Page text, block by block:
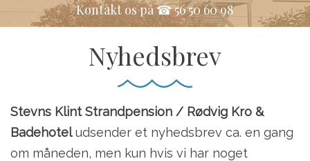
Kontakt os på ☎ 56 50 60 98
Nyhedsbrev
Stevns Klint Strandpension / Rødvig Kro &
Badehoteludsender et nyhedsbrev ca. en gang
om måneden, men kun hvis vi har noget